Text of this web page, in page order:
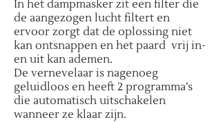
In het dampmasker zit een filter die
de aangezogen lucht filtert en
ervoor zorgt dat de oplossing niet
kan ontsnappen en het paard vrij in-
en uit kan ademen.
De vernevelaar is nagenoeg
geluidloos en heeft 2 programma’s
die automatisch uitschakelen
wanneer ze klaar zijn.